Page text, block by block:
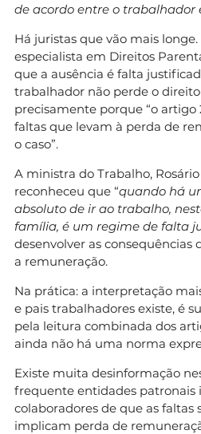
de acordo entre o trabalhador
Há juristas que vão mais longe.
especialista em Direitos
que a ausência é falta
trabalhador não perde o
precisamente porque “o artigo
faltas que levam à perda de
o caso”.
A ministra do Trabalho,
reconheceu que “quando há
absoluto de ir ao trabalho,
família, é um regime de falta
desenvolver as consequências
a remuneração.
Na prática: a interpretação
e pais trabalhadores existe, é
pela leitura combinada dos
ainda não há uma norma
Existe muita desinformação
frequente entidades patronais
colaboradores de que as faltas
implicam perda de